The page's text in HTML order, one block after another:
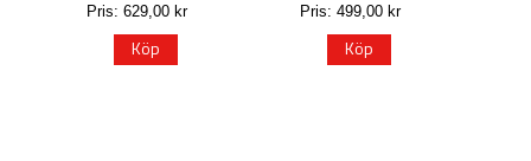
Pris: 629,00 kr
Köp
Pris: 499,00 kr
Köp